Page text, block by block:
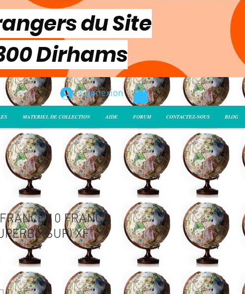
du Site
Dirhams
Connexion
MATERIEL DE COLLECTION AIDE FORUM CONTACTEZ-NOUS BLOG
10 FRANCS
XF